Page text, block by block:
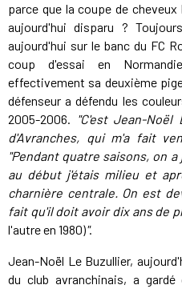
parce que la coupe de
aujourd'hui disparu ?
aujourd'hui sur le banc du FC
coup d'essai en
effectivement sa deuxième
défenseur a défendu les
2005-2006. "C'est Jean-
d'Avranches, qui m'a fait
"Pendant quatre saisons, on
au début j'étais milieu et
charnière centrale. On est
fait qu'il doit avoir dix ans de
l'autre en 1980)".
Jean-Noël Le Buzullier,
du club avranchinais, a